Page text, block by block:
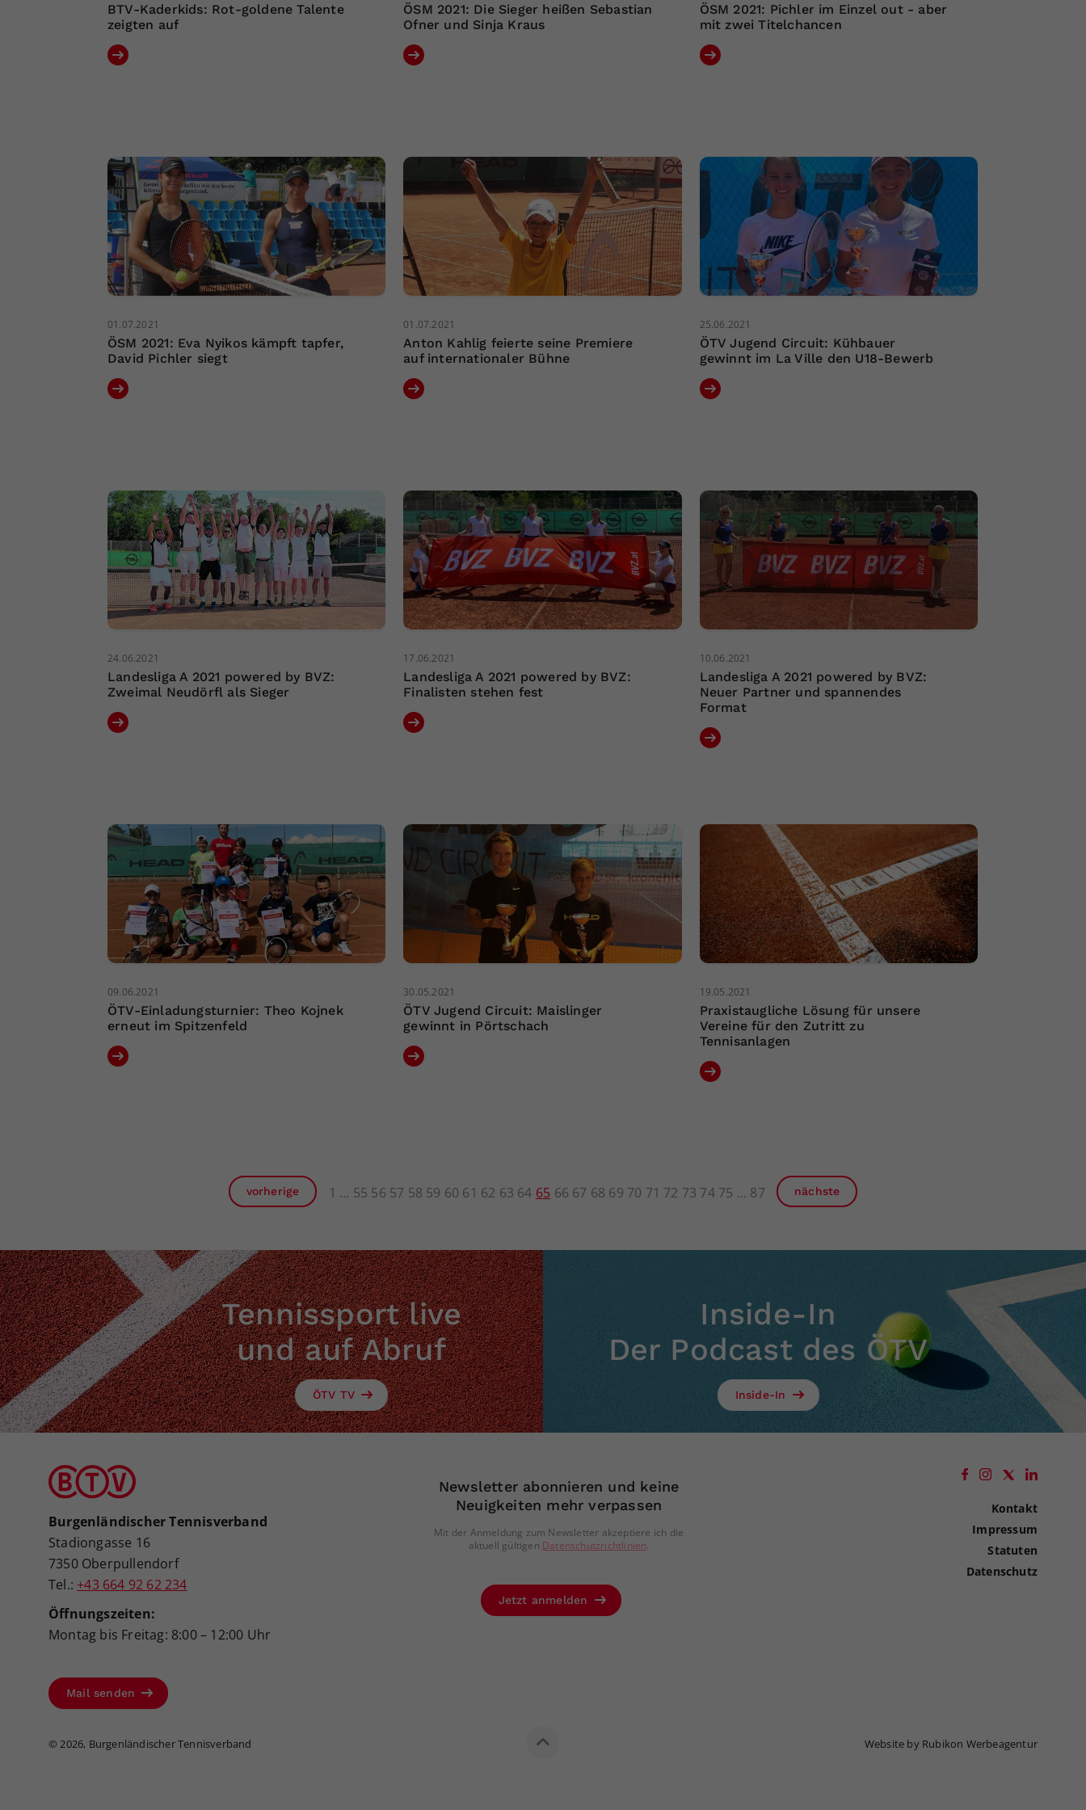
BTV-Kaderkids: Rot-goldene Talente
zeigten auf
ÖSM 2021: Die Sieger heißen Sebastian
Ofner und Sinja Kraus
ÖSM 2021: Pichler im Einzel out - aber
mit zwei Titelchancen
01.07.2021
ÖSM 2021: Eva Nyikos kämpft tapfer,
David Pichler siegt
01.07.2021
Anton Kahlig feierte seine Premiere
auf internationaler Bühne
25.06.2021
ÖTV Jugend Circuit: Kühbauer
gewinnt im La Ville den U18-Bewerb
24.06.2021
Landesliga A 2021 powered by BVZ:
Zweimal Neudörfl als Sieger
17.06.2021
Landesliga A 2021 powered by BVZ:
Finalisten stehen fest
10.06.2021
Landesliga A 2021 powered by BVZ:
Neuer Partner und spannendes
Format
09.06.2021
ÖTV-Einladungsturnier: Theo Kojnek
erneut im Spitzenfeld
30.05.2021
ÖTV Jugend Circuit: Maislinger
gewinnt in Pörtschach
19.05.2021
Praxistaugliche Lösung für unsere
Vereine für den Zutritt zu
Tennisanlagen
vorherige 1 55 56 57 58 59 60 61 62 63 64 65 66 67 68 69 70 71 72 73 74 75 87 nächste
Tennissport live
und auf Abruf
ÖTV TV
Inside-In
Der Podcast des ÖTV
Inside-In
Burgenländischer Tennisverband
Stadiongasse 16
7350 Oberpullendorf
Tel.: +43 664 92 62 234
Öffnungszeiten:
Montag bis Freitag: 8:00 – 12:00 Uhr
Mail senden
Newsletter abonnieren und keine
Neuigkeiten mehr verpassen
Mit der Anmeldung zum Newsletter akzeptiere ich die
aktuell gültigen Datenschutzrichtlinien.
Jetzt anmelden
Kontakt
Impressum
Statuten
Datenschutz
©2026, Burgenländischer Tennisverband Website by Rubikon Werbeagentur